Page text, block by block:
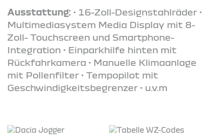
Ausstattung: • 16-Zoll-Designstahlräder •
Multimediasystem Media Display mit 8-
Zoll- Touchscreen und Smartphone-
Integration • Einparkhilfe hinten mit
Rückfahrkamera • Manuelle Klimaanlage
mit Pollenfilter • Tempopilot mit
Geschwindigkeitsbegrenzer • u.v.m